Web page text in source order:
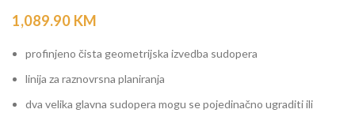
1,089.90 KM
profinjeno čista geometrijska izvedba sudopera
linija za raznovrsna planiranja
dva velika glavna sudopera mogu se pojedinačno ugraditi ili